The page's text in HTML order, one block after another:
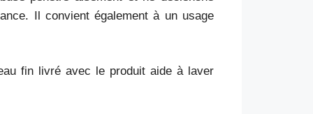
Il convient également à un usage
fin livré avec le produit aide à laver